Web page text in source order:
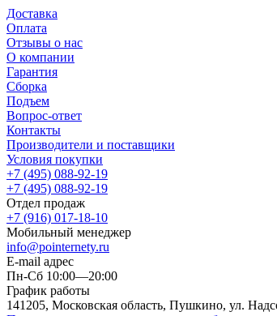
Доставка
Оплата
Отзывы о нас
О компании
Гарантия
Сборка
Подъем
Вопрос-ответ
Контакты
Производители и поставщики
Условия покупки
+7 (495) 088-92-19
+7 (495) 088-92-19
Отдел продаж
+7 (916) 017-18-10
Мобильный менеджер
info@pointernety.ru
E-mail адрес
Пн-Сб 10:00—20:00
График работы
141205, Московская область, Пушкино, ул.